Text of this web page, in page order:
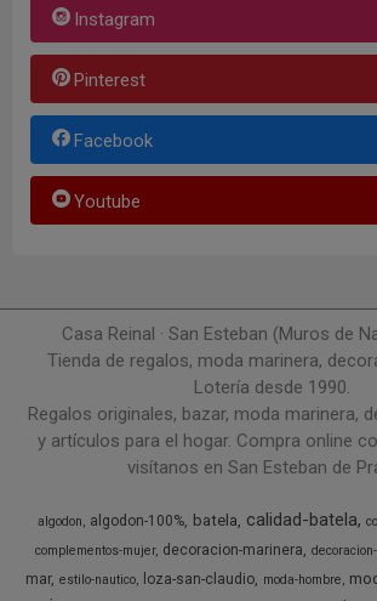
Instagram
Pinterest
Facebook
Youtube
Casa Reinal · San Esteban (Muros de
Tienda de regalos, moda marinera,
Lotería desde 1990.
Regalos originales, bazar, moda marinera,
y artículos para el hogar. Compra online
visítanos en San Esteban de
algodon algodon-100% batela calidad-batela
complementos-mujer decoracion-marinera
mar estilo-nautico loza-san-claudio moda-hombre